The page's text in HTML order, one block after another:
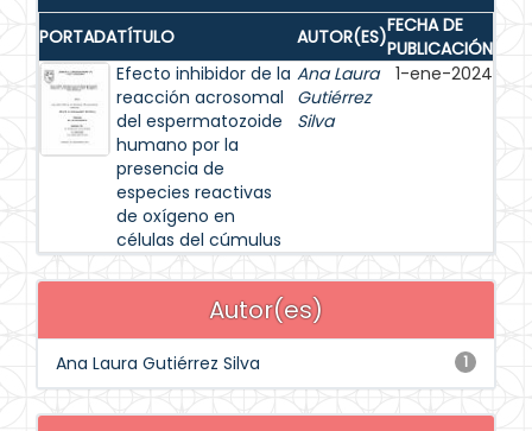
PORTADATÍTULO AUTOR(ES)FECHA DE
PUBLICACIÓN
Efecto inhibidor de la
reacción acrosomal
del espermatozoide
humano por la
presencia de
especies reactivas
de oxígeno en
células del cúmulus
Ana Laura
Gutiérrez
Silva
1-ene-2024
Autor(es)
1
Ana Laura Gutiérrez Silva